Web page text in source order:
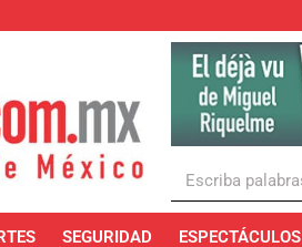
SEGURIDAD ESPECTÁCULOS